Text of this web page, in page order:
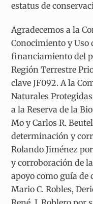
estatus de
Agradecemos a la
Conocimiento y Uso
financiamiento del
Región Terrestre
clave JF092. A la
Naturales
a la Reserva de la
Mo y Carlos R.
determinación y
Rolando Jiménez
y corroboración de
apoyo como guía de
Mario C. Robles,